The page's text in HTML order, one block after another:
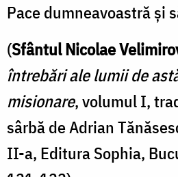
Pace dumneavoastră şi
(Sfântul Nicolae
întrebări ale lumii de
misionare, volumul I,
sârbă de Adrian
II-a, Editura Sophia,